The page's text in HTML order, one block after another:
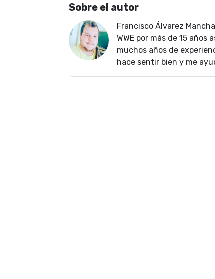
Sobre el autor
Francisco Álvarez
WWE por más de 15
muchos años de
hace sentir bien y me